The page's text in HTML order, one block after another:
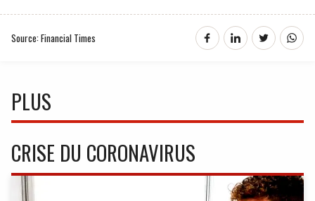
Source: Financial Times
PLUS
CRISE DU CORONAVIRUS